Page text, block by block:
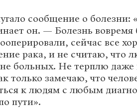
сообщение о болезни:
он. — Болезнь вовремя
сейчас все
рака, и не считаю, что
больных. Не терплю даже
только замечаю, что
к людям с любым
пути».